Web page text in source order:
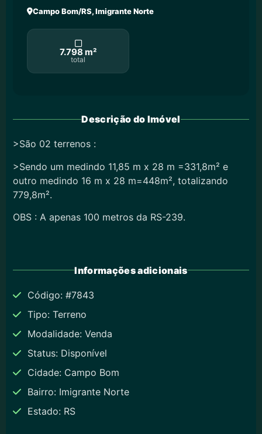
Campo Bom/RS, Imigrante Norte
7.798 m²
total
Descrição do Imóvel
>São 02 terrenos :
>Sendo um medindo 11,85 m x 28 m =331,8m² e
outro medindo 16 m x 28 m=448m², totalizando
779,8m².
OBS : A apenas 100 metros da RS-239.
Informações adicionais
Código: #7843
Tipo: Terreno
Modalidade: Venda
Status: Disponível
Cidade: Campo Bom
Bairro: Imigrante Norte
Estado: RS